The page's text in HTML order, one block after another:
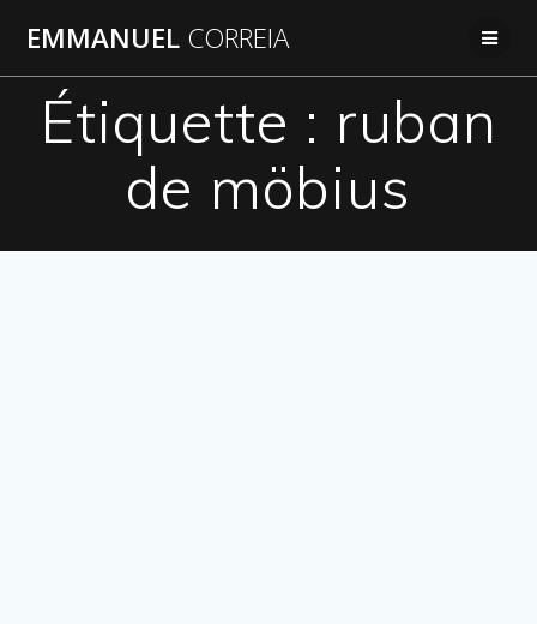
au
EMMANUEL CORREIA
Étiquette : ruban
de möbius